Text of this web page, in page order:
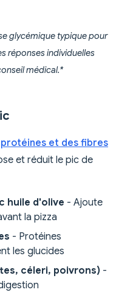
glycémique typique pour
réponses individuelles
médical.*
et des fibres
et réduit le pic de
huile d'olive - Ajoute
la pizza
- Protéines
les glucides
céleri, poivrons) -